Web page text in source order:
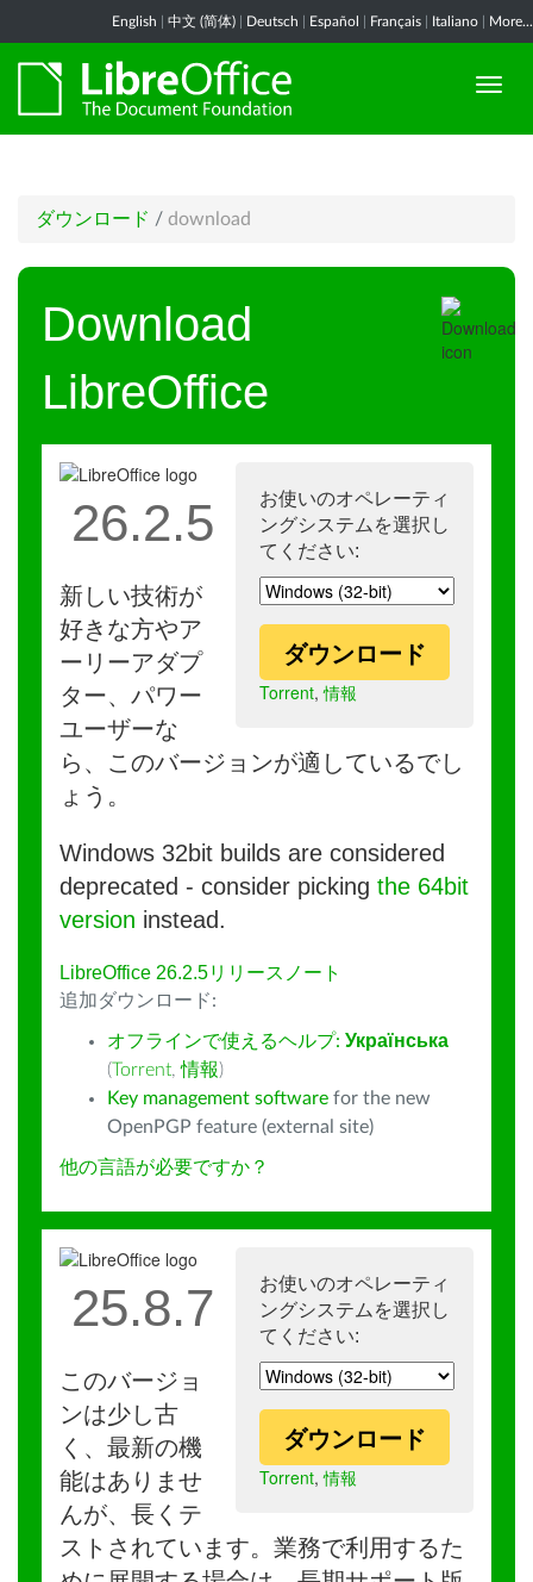
English 中文 (简体) Deutsch Español Français Italiano More...
ダウンロード / download
Download
LibreOffice
お使いのオペレーティ
ングシステムを選択し
てください:
ダウンロード
Torrent,情報
26.2.5
新しい技術が
好きな方やア
ーリーアダプ
ター、パワー
ユーザーな
ら、このバージョンが適しているでし
ょう。
Windows 32bit builds are considered
deprecated - consider picking the 64bit
version instead.
LibreOffice 26.2.5リリースノート
追加ダウンロード:
オフラインで使えるヘルプ: Українська
(Torrent,情報)
Key management software for the new
OpenPGP feature (external site)
他の言語が必要ですか？
お使いのオペレーティ
ングシステムを選択し
てください:
ダウンロード
Torrent,情報
25.8.7
このバージョ
ンは少し古
く、最新の機
能はありませ
んが、長くテ
ストされています。業務で利用するた